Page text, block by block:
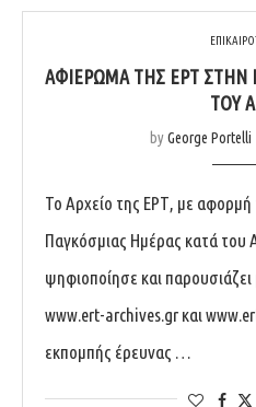
ΑΦΙΈΡΩΜΑ ΤΗΣ ΕΡΤ ΣΤΗΝ
ΤΟΥ
byGeorge Portelli
Το Αρχείο της ΕΡΤ, με
Παγκόσμιας Ημέρας κατά του
ψηφιοποίησε και
www.ert-archives.gr και
εκπομπής έρευνας …